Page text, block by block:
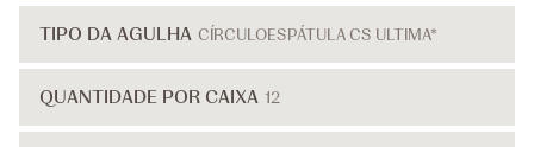
TIPO DA AGULHA CÍRCULOESPÁTULA CS ULTIMA*
QUANTIDADE POR CAIXA 12